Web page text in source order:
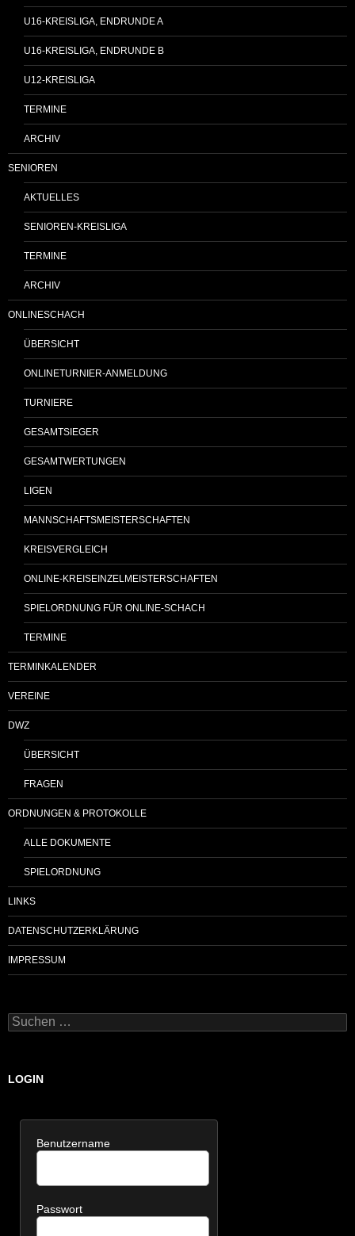
U16-KREISLIGA, ENDRUNDE A
U16-KREISLIGA, ENDRUNDE B
U12-KREISLIGA
TERMINE
ARCHIV
SENIOREN
AKTUELLES
SENIOREN-KREISLIGA
TERMINE
ARCHIV
ONLINESCHACH
ÜBERSICHT
ONLINETURNIER-ANMELDUNG
TURNIERE
GESAMTSIEGER
GESAMTWERTUNGEN
LIGEN
MANNSCHAFTSMEISTERSCHAFTEN
KREISVERGLEICH
ONLINE-KREISEINZELMEISTERSCHAFTEN
SPIELORDNUNG FÜR ONLINE-SCHACH
TERMINE
TERMINKALENDER
VEREINE
DWZ
ÜBERSICHT
FRAGEN
ORDNUNGEN & PROTOKOLLE
ALLE DOKUMENTE
SPIELORDNUNG
LINKS
DATENSCHUTZERKLÄRUNG
IMPRESSUM
Suchen
nach:
LOGIN
Benutzername
Passwort